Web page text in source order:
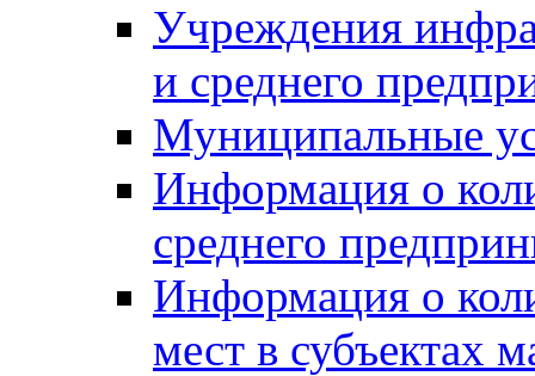
Учреждения
и среднего
Муниципальные
Информация о
среднего
Информация о
мест в субъектах